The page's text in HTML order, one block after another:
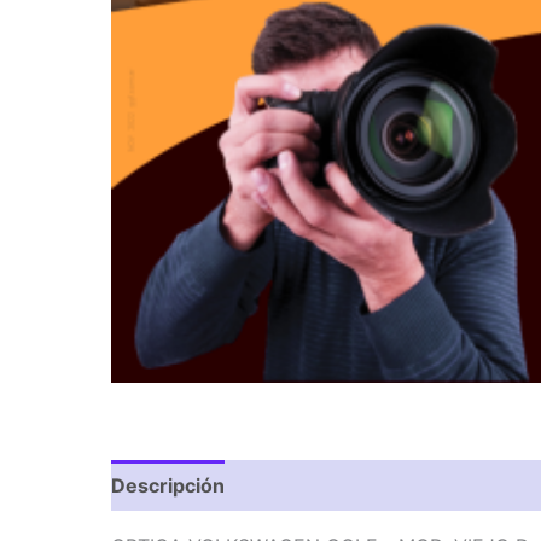
Descripción